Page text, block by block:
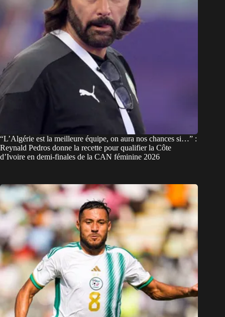
“L’Algérie est la meilleure équipe, on aura nos chances si…” :
Reynald Pedros donne la recette pour qualifier la Côte
d’Ivoire en demi-finales de la CAN féminine 2026